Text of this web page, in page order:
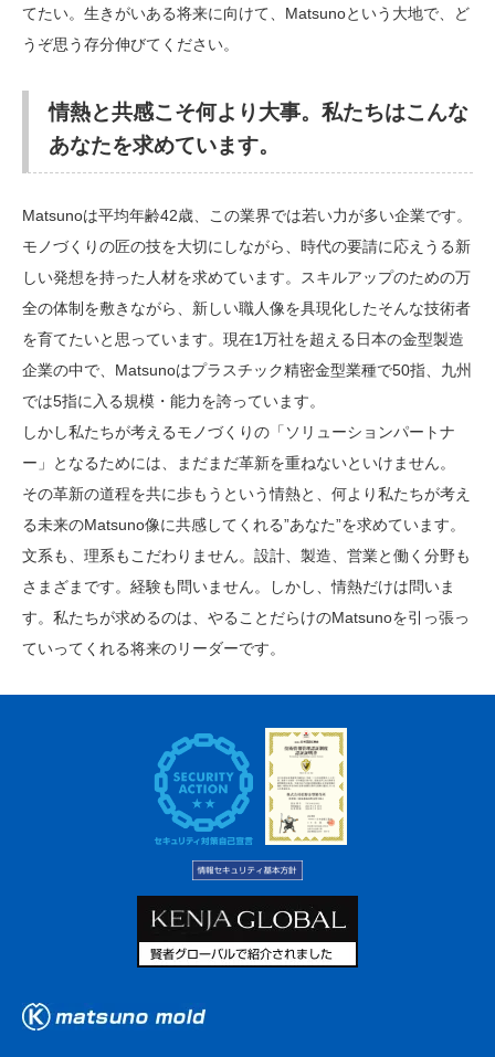
てたい。生きがいある将来に向けて、Matsunoという大地で、ど
うぞ思う存分伸びてください。
情熱と共感こそ何より大事。私たちはこんな
あなたを求めています。
Matsunoは平均年齢42歳、この業界では若い力が多い企業です。
モノづくりの匠の技を大切にしながら、時代の要請に応えうる新
しい発想を持った人材を求めています。スキルアップのための万
全の体制を敷きながら、新しい職人像を具現化したそんな技術者
を育てたいと思っています。現在1万社を超える日本の金型製造
企業の中で、Matsunoはプラスチック精密金型業種で50指、九州
では5指に入る規模・能力を誇っています。
しかし私たちが考えるモノづくりの「ソリューションパートナ
ー」となるためには、まだまだ革新を重ねないといけません。
その革新の道程を共に歩もうという情熱と、何より私たちが考え
る未来のMatsuno像に共感してくれる”あなた”を求めています。
文系も、理系もこだわりません。設計、製造、営業と働く分野も
さまざまです。経験も問いません。しかし、情熱だけは問いま
す。私たちが求めるのは、やることだらけのMatsunoを引っ張っ
ていってくれる将来のリーダーです。